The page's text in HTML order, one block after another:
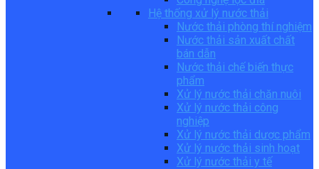
Hệ thống xử lý nước thải
Nước thải phòng thí nghiệm
Nước thải sản xuất chất
bán dẫn
Nước thải chế biến thực
phẩm
Xử lý nước thải chăn nuôi
Xử lý nước thải công
nghiệp
Xử lý nước thải dược phẩm
Xử lý nước thải sinh hoạt
Xử lý nước thải y tế